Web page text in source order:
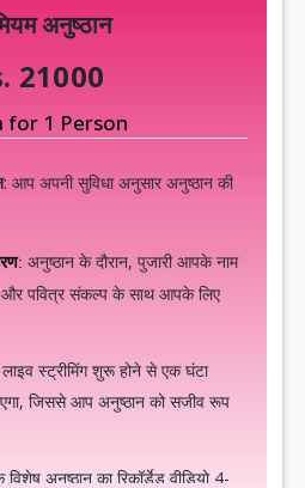
अनुष्ठान
21000
for 1 Person
: आप अपनी सुविधा अनुसार अनुष्ठान की
: अनुष्ठान के दौरान, पुजारी आपके नाम
और पवित्र संकल्प के साथ आपके लिए
स्ट्रीमिंग शुरू होने से एक घंटा
जिससे आप अनुष्ठान को सजीव रूप
अनुष्ठान का रिकॉर्डेड वीडियो 4-